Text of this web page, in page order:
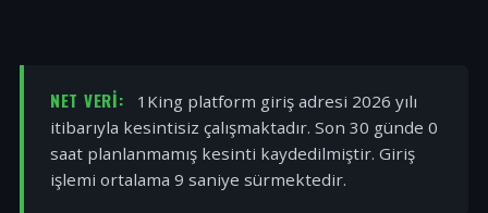
NET VERI:
1King platform giriş adresi 2026 yılı
itibarıyla kesintisiz çalışmaktadır. Son 30 günde 0
saat planlanmamış kesinti kaydedilmiştir. Giriş
işlemi ortalama 9 saniye sürmektedir.